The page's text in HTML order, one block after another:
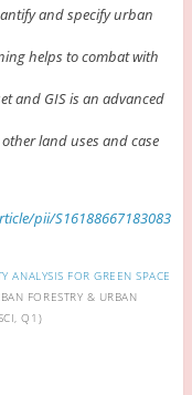
and specify urban
helps to combat with
and GIS is an advanced
land uses and case
pii/S16188667183083
ANALYSIS FOR GREEN SPACE
FORESTRY & URBAN
Q1)